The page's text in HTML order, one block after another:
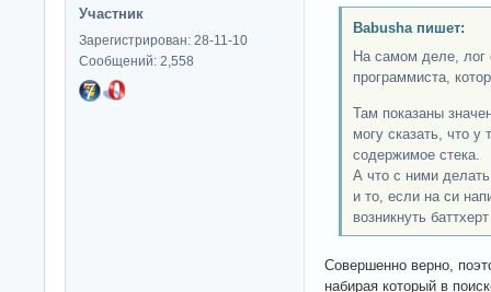
Участник
Зарегистрирован: 28-11-10
Сообщений: 2,558
Babusha пишет:
На самом деле, лог
программиста,
Там показаны
могу сказать, что у
содержимое стека.
А что с ними делать
и то, если на си
возникнуть
Совершенно верно,
набирая который в